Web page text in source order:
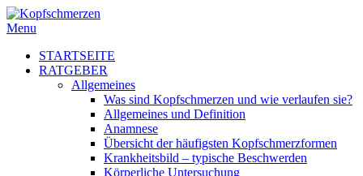
Menu
STARTSEITE
RATGEBER
Allgemeines
Was sind Kopfschmerzen und wie verlaufen sie?
Allgemeines und Definition
Anamnese
Übersicht der häufigsten Kopfschmerzformen
Krankheitsbild – typische Beschwerden
Körperliche Untersuchung